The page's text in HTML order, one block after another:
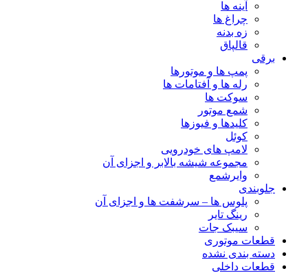
آینه ها
چراغ ها
زه بدنه
قالپاق
برقی
پمپ ها و موتورها
رله ها و آفتامات ها
سوکت ها
شمع موتور
کلیدها و فیوزها
کوئل
لامپ های خودرویی
مجموعه شیشه بالابر و اجزای آن
وایرشمع
جلوبندی
پلوس ها – سرشفت ها و اجزای آن
رینگ تایر
سیبک جات
قطعات موتوری
دسته بندی نشده
قطعات داخلی